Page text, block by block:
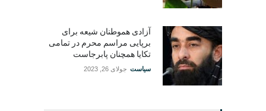
آزادی هموطنان شیعه برای
برپایی مراسم محرم در تمامی
تکایا همچنان پابرجاست
سیاست جولای 26, 2023